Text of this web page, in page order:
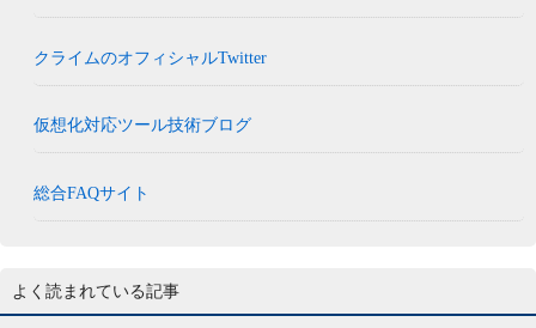
クライムのオフィシャルTwitter
仮想化対応ツール技術ブログ
総合FAQサイト
よく読まれている記事